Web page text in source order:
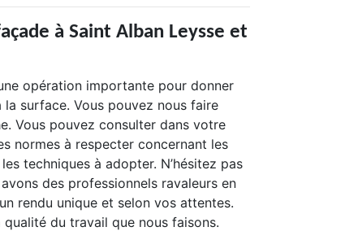
à Saint Alban Leysse et
opération importante pour donner
surface. Vous pouvez nous faire
Vous pouvez consulter dans votre
normes à respecter concernant les
techniques à adopter. N’hésitez pas
des professionnels ravaleurs en
rendu unique et selon vos attentes.
qualité du travail que nous faisons.